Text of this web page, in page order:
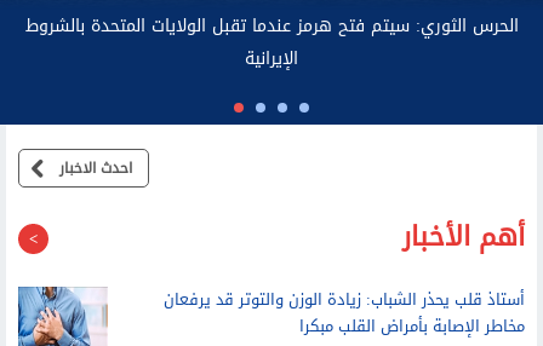
هل الخط المسجل باسمك يحملك مسئولية جرائم ارتكبت به؟.. محامٍ
بالنقض يوضح الموقف القانوني
احدث الاخبار
أهم الأخبار
أستاذ قلب يحذر الشباب: زيادة الوزن والتوتر قد يرفعان
مخاطر الإصابة بأمراض القلب مبكرا